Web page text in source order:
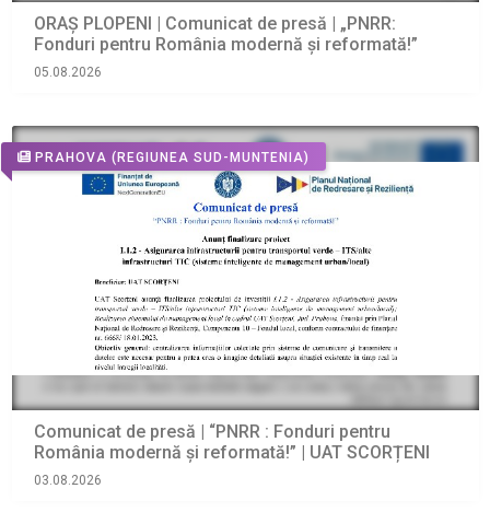
ORAŞ PLOPENI | Comunicat de presă | „PNRR:
Fonduri pentru România modernă și reformată!”
05.08.2026
PRAHOVA (REGIUNEA SUD-MUNTENIA)
Comunicat de presă | “PNRR : Fonduri pentru
România modernă şi reformată!” | UAT SCORȚENI
03.08.2026